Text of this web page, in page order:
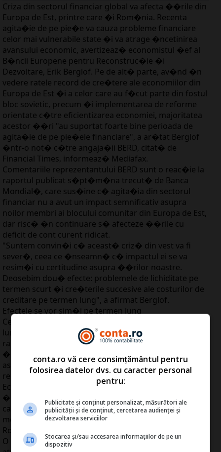
Criza din sectorul financiar global va afecta ��rile din
Europa de Est, printre care �i Rom�nia. Recenta
agita�ie de pe pie�e va cauza probleme financiare
celor mai vulnerabile state �i va atrage �ncetinirea
avansului economic, avertizeaz� economistul �ef al
B�ncii Europene pentru Reconstruc�ie �i
Dezvoltare, Erik Berglof. Pe de alt� parte, av�nd �n
vedere ratele record de cre�tere ale economiilor din
Europa de Est �i a celor care au f�cut parte din fostul
bloc sovietic, precum �i implementarea de reforme
orientate c�tre eficientizarea economiei, majoritatea
acestor ��ri "au suportat foarte bine perioada de
agita�ie de pe pie�ele financiare", a ar�tat Berglof
�ntr-o not� c�tre angaja�ii BERD, citat� de
Financial Times, informeaz� Mediafax.
Comentariile reprezentantului BERD sunt o reac�ie la
raportul publicat s�pt�m�na trecut� de Banca
Mondial�, care sus�ine c� agita�ia din sectorul
financiar nu a avut un impact semnificativ asupra
noilor membri ai blocului comunitar din Europa de Est,
dar risc� �n continuare s� afecteze ��rile cu
deficit de cont curent ridicat.
"Suntem convin�i c� aceast� criz� din vest va fi
sever�, ceea ce �nseamn� c� impactul ei se va
resim�i cu certitudine asupra ��rilor noastre.
Deosebim dou� efecte: problemele de lichiditate pe
termen scurt �i cre�terile succesive ale costurilor de
creditare pe termen lung", a afirmat Berglof.
Efectele se vor sim�i pe termen lung
Cele mai importante efecte se vor resim�i pe termen
lung, pe m�sur� ce avansul economic se va �ncetini,
raportat la nivelurile actuale, foarte ridicate, av�nd
�n vedere dificult��ile �i costurile mai mari
asociate ob�inerii de credite, a ad�ugat
reprezentantul BERD.
Economistul �ef al BERD a numit cinci ��ri care
�nregistreaz� deficite de cont curent foarte mari
care au fost "supuse unor presiuni la un anumit
moment", respectiv Letonia, Ungaria, Bulgaria,
Rom�nia �i Serbia.
O mai bun� con�tientizare a riscurilor ar putea
conta.ro vă cere consimțământul pentru
folosirea datelor dvs. cu caracter personal
pentru:
Publicitate și conținut personalizat, măsurători ale
publicității și de conținut, cercetarea audienței și
dezvoltarea serviciilor
Stocarea și/sau accesarea informațiilor de pe un
dispozitiv